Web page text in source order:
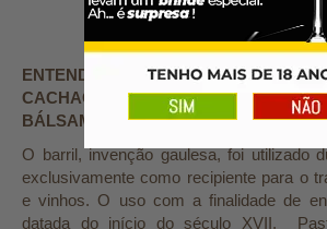
ENTENDA MAIS SOBRE A ARTE
CACHAÇAS EM BARRIS DE
BÁLSAMO E UMBURANA
O barril, invenção gaulesa, foi utilizado
exclusivamente como recipiente para o
e vinhos. O uso com a finalidade de
datada do início do século XVII.